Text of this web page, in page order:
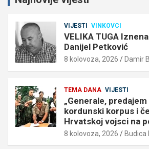
VIJESTI VINKOVCI
VELIKA TUGA
Danijel Petković
8 kolovoza, 2026 Damir
TEMA DANA VIJESTI
„Generale,
kordunski korpus i
Hrvatskoj vojsci na
8 kolovoza, 2026 Budica